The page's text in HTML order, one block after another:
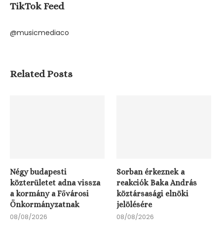
TikTok Feed
@musicmediaco
Related Posts
Négy budapesti
közterületet adna vissza
a kormány a Fővárosi
Önkormányzatnak
08/08/2026
Sorban érkeznek a
reakciók Baka András
köztársasági elnöki
jelölésére
08/08/2026